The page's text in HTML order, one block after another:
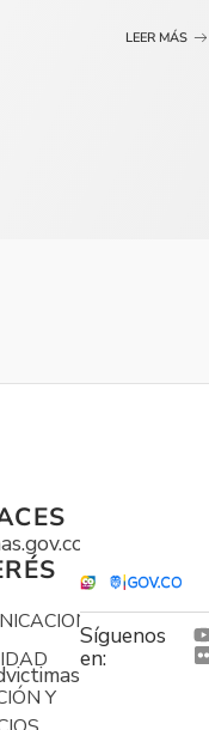
LEER MÁS
Y
Síguenos
en: